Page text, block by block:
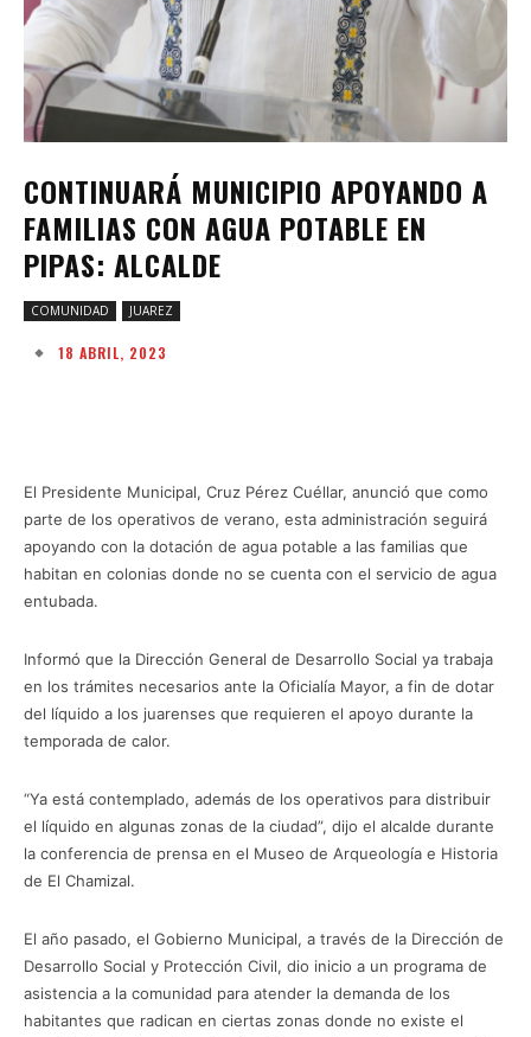
CONTINUARÁ MUNICIPIO APOYANDO A
FAMILIAS CON AGUA POTABLE EN
PIPAS: ALCALDE
COMUNIDAD JUAREZ
18 ABRIL, 2023
El Presidente Municipal, Cruz Pérez Cuéllar, anunció que como
parte de los operativos de verano, esta administración seguirá
apoyando con la dotación de agua potable a las familias que
habitan en colonias donde no se cuenta con el servicio de agua
entubada.
Informó que la Dirección General de Desarrollo Social ya trabaja
en los trámites necesarios ante la Oficialía Mayor, a fin de dotar
del líquido a los juarenses que requieren el apoyo durante la
temporada de calor.
“Ya está contemplado, además de los operativos para distribuir
el líquido en algunas zonas de la ciudad”, dijo el alcalde durante
la conferencia de prensa en el Museo de Arqueología e Historia
de El Chamizal.
El año pasado, el Gobierno Municipal, a través de la Dirección de
Desarrollo Social y Protección Civil, dio inicio a un programa de
asistencia a la comunidad para atender la demanda de los
habitantes que radican en ciertas zonas donde no existe el